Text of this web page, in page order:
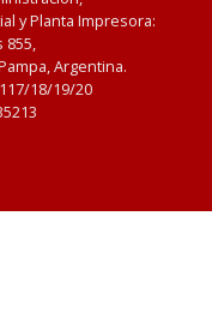
y Planta Impresora:
855,
Argentina.
18/19/20